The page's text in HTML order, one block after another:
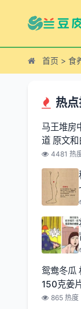
首页 > 食
热
马王堆房
道 原文
4481 热
鸳鸯冬瓜
150克姜
865 热度